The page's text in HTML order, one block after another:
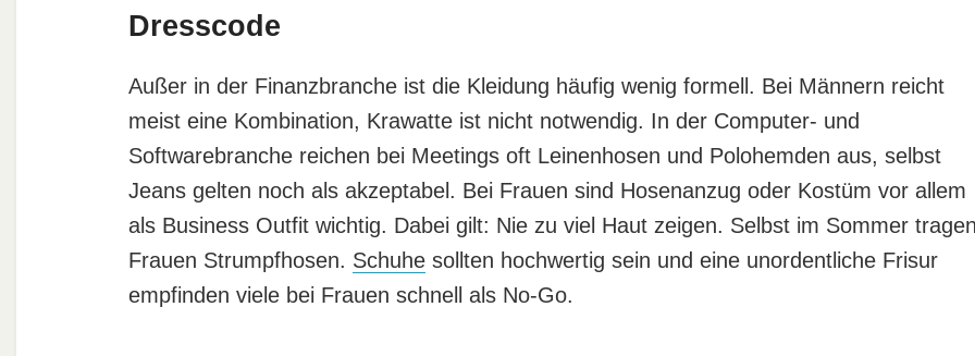
Dresscode
Außer in der Finanzbranche ist die Kleidung häufig wenig formell. Bei Männern reicht
meist eine Kombination, Krawatte ist nicht notwendig. In der Computer- und
Softwarebranche reichen bei Meetings oft Leinenhosen und Polohemden aus, selbst
Jeans gelten noch als akzeptabel. Bei Frauen sind Hosenanzug oder Kostüm vor allem
als Business Outfit wichtig. Dabei gilt: Nie zu viel Haut zeigen. Selbst im Sommer
Frauen Strumpfhosen. Schuhesollten hochwertig sein und eine unordentliche Frisur
empfinden viele bei Frauen schnell als No-Go.